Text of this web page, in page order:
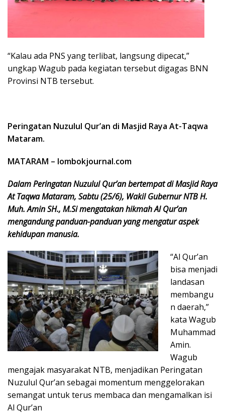
“Kalau ada PNS yang terlibat, langsung dipecat,”
ungkap Wagub pada kegiatan tersebut digagas BNN
Provinsi NTB tersebut.
Peringatan Nuzulul Qur’an di Masjid Raya At-Taqwa
Mataram.
MATARAM – lombokjournal.com
Dalam Peringatan Nuzulul Qur’an bertempat di Masjid Raya
At Taqwa Mataram, Sabtu (25/6), Wakil Gubernur NTB H.
Muh. Amin SH., M.Si mengatakan hikmah Al Qur’an
mengandung panduan-panduan yang mengatur aspek
kehidupan manusia.
“Al Qur’an
bisa menjadi
landasan
membangu
n daerah,”
kata Wagub
Muhammad
Amin.
Wagub
mengajak masyarakat NTB, menjadikan Peringatan
Nuzulul Qur’an sebagai momentum menggelorakan
semangat untuk terus membaca dan mengamalkan isi
Al Qur’an